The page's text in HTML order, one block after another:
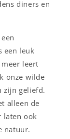
diners en
een leuk
leert
onze wilde
zijn geliefd.
alleen de
laten ook
natuur.